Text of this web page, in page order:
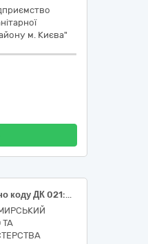
м. Києва"
Тест-системи (гепатити), згідно коду ДК 021:2015: 33690000-3 — Лікарські засоби різні.